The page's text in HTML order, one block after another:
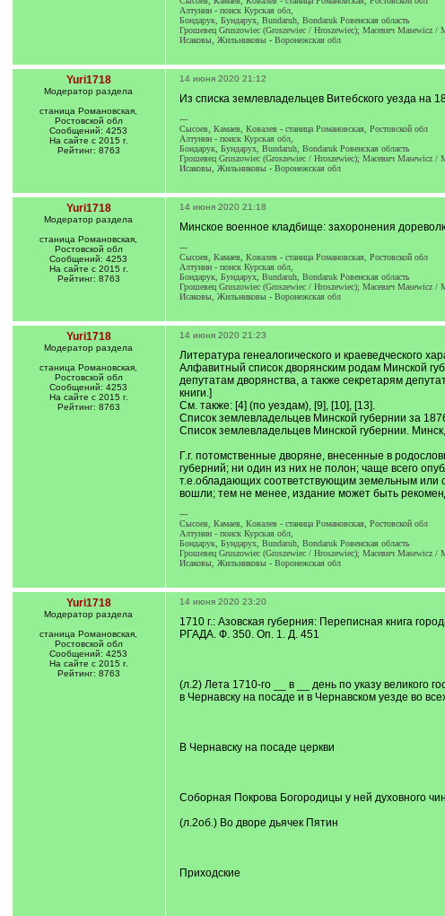
Алтунин - поиск Курская обл,
Бондарук, Бундарух, Bundaruh, Bondaruk Ровенская область
Грошевец Gruszowiec (Groszewiec / Hroszewiec); Масевич Masewicz /
Исаковы, Жильниковы - Воронежская обл
Yuri1718
Модератор раздела
станица Романовская,
Ростовской обл
Сообщений: 4253
На сайте с 2015 г.
Рейтинг: 8763
14 июня 2020 21:12
Из списка землевладельцев Витебского уезда на
---
Сысоев, Камаев, Ковалев - станица Романовская, Ростовской обл
Алтунин - поиск Курская обл,
Бондарук, Бундарух, Bundaruh, Bondaruk Ровенская область
Грошевец Gruszowiec (Groszewiec / Hroszewiec); Масевич Masewicz /
Исаковы, Жильниковы - Воронежская обл
Yuri1718
Модератор раздела
станица Романовская,
Ростовской обл
Сообщений: 4253
На сайте с 2015 г.
Рейтинг: 8763
14 июня 2020 21:18
Минское военное кладбище: захоронения
---
Сысоев, Камаев, Ковалев - станица Романовская, Ростовской обл
Алтунин - поиск Курская обл,
Бондарук, Бундарух, Bundaruh, Bondaruk Ровенская область
Грошевец Gruszowiec (Groszewiec / Hroszewiec); Масевич Masewicz /
Исаковы, Жильниковы - Воронежская обл
Yuri1718
Модератор раздела
станица Романовская,
Ростовской обл
Сообщений: 4253
На сайте с 2015 г.
Рейтинг: 8763
14 июня 2020 21:23
Литература генеалогического и краеведческого
Алфавитный список дворянским родам Минской
депутатам дворянства, а также секретарям
книги.]
См. также: [4] (по уездам), [9], [10], [13].
Список землевладельцев Минской губернии за
Список землевладельцев Минской губернии.
Г.г. потомственные дворяне, внесенные в
губерний; ни один из них не полон; чаще всего
т.е.обладающих соответствующим земельным или
вошли; тем не менее, издание может быть
---
Сысоев, Камаев, Ковалев - станица Романовская, Ростовской обл
Алтунин - поиск Курская обл,
Бондарук, Бундарух, Bundaruh, Bondaruk Ровенская область
Грошевец Gruszowiec (Groszewiec / Hroszewiec); Масевич Masewicz /
Исаковы, Жильниковы - Воронежская обл
Yuri1718
Модератор раздела
станица Романовская,
Ростовской обл
Сообщений: 4253
На сайте с 2015 г.
Рейтинг: 8763
14 июня 2020 23:20
1710 г.: Азовская губерния: Переписная книга
РГАДА. Ф. 350. Оп. 1. Д. 451
(л.2) Лета 1710-го __ в __ день по указу великого
в Чернавску на посаде и в Чернавском уезде во
В Чернавску на посаде церкви
Соборная Покрова Богородицы у ней духовного
(л.2об.) Во дворе дьячек Пятин
Приходские